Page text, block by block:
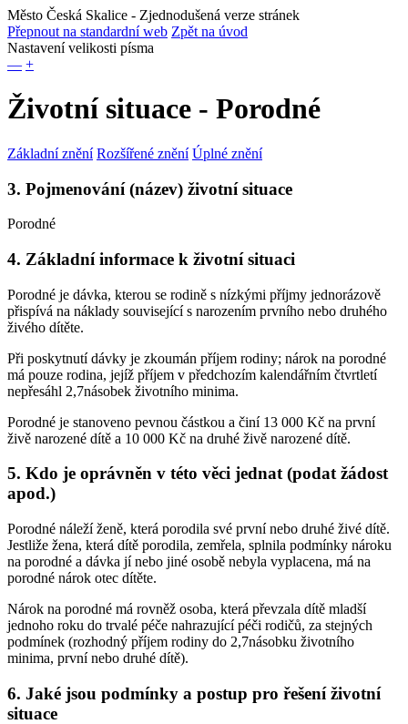
Město Česká Skalice - Zjednodušená verze stránek
Přepnout na standardní web Zpět na úvod
Nastavení velikosti písma
— +
Životní situace - Porodné
Základní znění Rozšířené znění Úplné znění
3. Pojmenování (název) životní situace
Porodné
4. Základní informace k životní situaci
Porodné je dávka, kterou se rodině s nízkými příjmy jednorázově
přispívá na náklady související s narozením prvního nebo druhého
živého dítěte.
Při poskytnutí dávky je zkoumán příjem rodiny; nárok na porodné
má pouze rodina, jejíž příjem v předchozím kalendářním čtvrtletí
nepřesáhl 2,7násobek životního minima.
Porodné je stanoveno pevnou částkou a činí 13 000 Kč na první
živě narozené dítě a 10 000 Kč na druhé živě narozené dítě.
5. Kdo je oprávněn v této věci jednat (podat žádost
apod.)
Porodné náleží ženě, která porodila své první nebo druhé živé dítě.
Jestliže žena, která dítě porodila, zemřela, splnila podmínky nároku
na porodné a dávka jí nebo jiné osobě nebyla vyplacena, má na
porodné nárok otec dítěte.
Nárok na porodné má rovněž osoba, která převzala dítě mladší
jednoho roku do trvalé péče nahrazující péči rodičů, za stejných
podmínek (rozhodný příjem rodiny do 2,7násobku životního
minima, první nebo druhé dítě).
6. Jaké jsou podmínky a postup pro řešení životní
situace